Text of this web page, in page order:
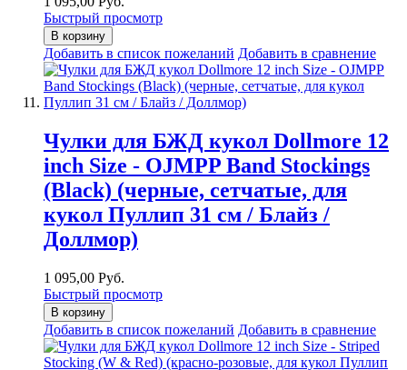
Быстрый просмотр
В корзину
Добавить в список пожеланий Добавить в сравнение
Чулки для БЖД кукол Dollmore 12
inch Size - OJMPP Band Stockings
(Black) (черные, сетчатые, для
кукол Пуллип 31 см / Блайз /
Доллмор)
1 095,00 Руб.
Быстрый просмотр
В корзину
Добавить в список пожеланий Добавить в сравнение